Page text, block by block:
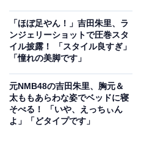
「ほぼ足やん！」吉田朱里、ラ
ンジェリーショットで圧巻スタ
イル披露！ 「スタイル良すぎ」
「憧れの美脚です」
元NMB48の吉田朱里、胸元＆
太ももあらわな姿でベッドに寝
そべる！ 「いや、えっちぃん
よ」「どタイプです」